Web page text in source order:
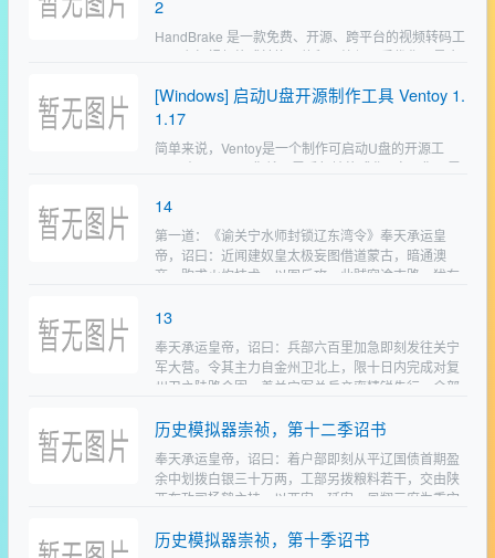
2
HandBrake 是一款免费、开源、跨平台的视频转码工
具，主打视频格式转换、体积压缩与画质优化，是个
https://handbrake.fr/项目地址：htt…
[Windows] 启动U盘开源制作工具 Ventoy 1.
1.17
简单来说，Ventoy是一个制作可启动U盘的开源工
具。 有了Ventoy你就无需反复地格式化U盘，你只需
贝到U盘里面就可以启动了，…
14
第一道：《谕关宁水师封锁辽东湾令》奉天承运皇
帝，诏曰：近闻建奴皇太极妄图借道蒙古，暗通澳
商，购求火炮技术，以图反攻。此贼穷途末路，犹存
复州湾为锚地，巡弋辽…
13
奉天承运皇帝，诏曰：兵部六百里加急即刻发往关宁
军大营。令其主力自金州卫北上，限十日内完成对复
州卫之陆路合围。着关宁军总兵亲率精锐先行，余部
金哨卡、斥候，封…
历史模拟器崇祯，第十二季诏书
奉天承运皇帝，诏曰：着户部即刻从平辽国债首期盈
余中划拨白银三十万两，工部另拨粮料若干，交由陕
西布政司杨鹤主持。以西安、延安、凤翔三府为重灾
修西安至兰州之官…
历史模拟器崇祯，第十季诏书